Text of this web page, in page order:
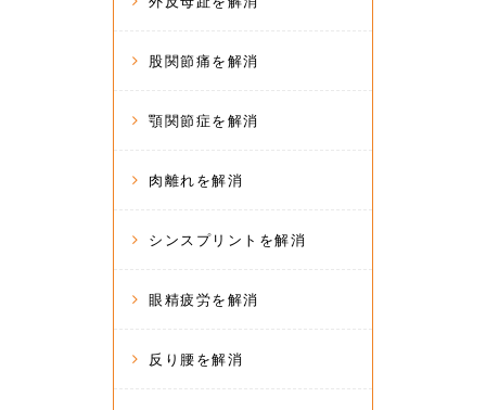
股関節痛を解消
顎関節症を解消
肉離れを解消
シンスプリントを解消
眼精疲労を解消
反り腰を解消